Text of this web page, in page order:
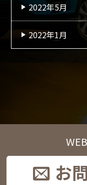
2022年5月
2022年1月
お